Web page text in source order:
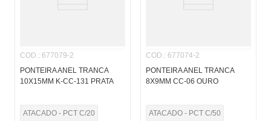
COD.: 677079-2
PONTEIRA ANEL TRANCA
10X15MM K-CC-131 PRATA
ATACADO - PCT C/20
COD.: 677074-2
PONTEIRA ANEL TRANCA
8X9MM CC-06 OURO
ATACADO - PCT C/50